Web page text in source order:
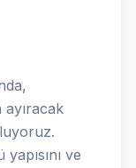
ayıracak
ve